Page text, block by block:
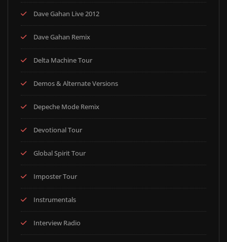
Dave Gahan Live 2012
Dave Gahan Remix
Delta Machine Tour
Demos & Alternate Versions
Depeche Mode Remix
Devotional Tour
Global Spirit Tour
Imposter Tour
Instrumentals
Interview Radio